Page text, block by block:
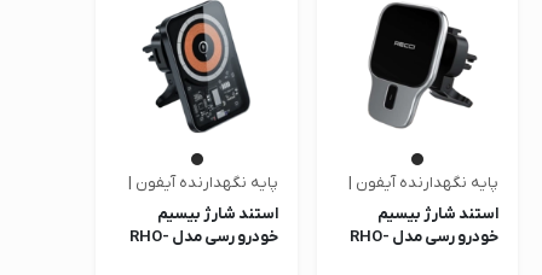
پایه نگهدارنده آیفون | رسی
استند شارژ بیسیم
خودرو رسی مدل RHO-
پایه نگهدارنده آیفون | رسی
استند شارژ بیسیم
خودرو رسی مدل RHO-